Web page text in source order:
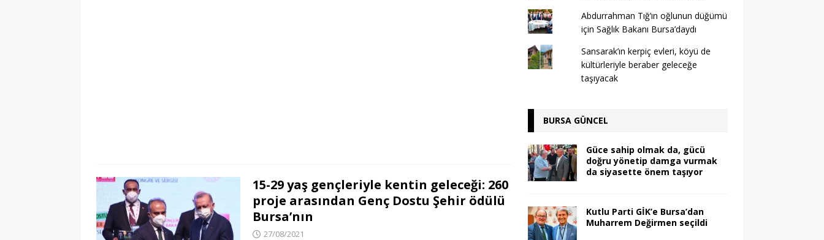
15-29 yaş gençleriyle kentin geleceği: 260
proje arasından Genç Dostu Şehir ödülü
Bursa’nın
27/08/2021
Abdurrahman Tığ’ın oğlunun düğümü
için Sağlık Bakanı Bursa’daydı
Sansarak’ın kerpiç evleri, köyü de
kültürleriyle beraber geleceğe
taşıyacak
BURSA GÜNCEL
Güce sahip olmak da, gücü
doğru yönetip damga vurmak
da siyasette önem taşıyor
Kutlu Parti GİK’e Bursa’dan
Muharrem Değirmen seçildi